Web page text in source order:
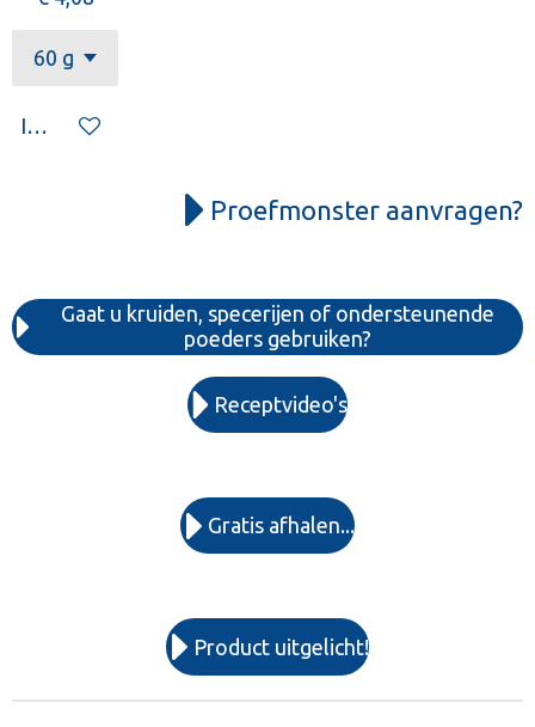
In winkelwagen
Proefmonster aanvragen?
Gaat u kruiden, specerijen of ondersteunende
poeders gebruiken?
Receptvideo's
Gratis afhalen...
Product uitgelicht!